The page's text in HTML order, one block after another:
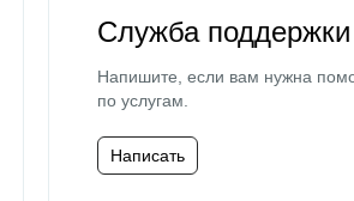
Служба поддержки
Напишите, если вам нужна
по услугам.
Написать